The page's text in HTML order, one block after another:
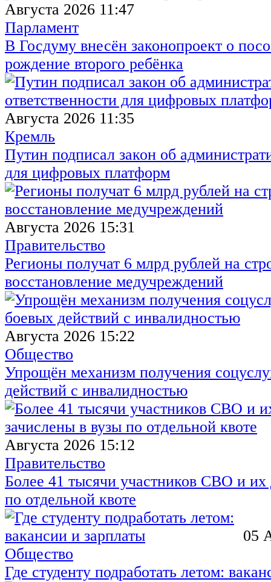
Августа 2026 11:47
Парламент
В Госдуму внесён законопроект о
рождение второго ребёнка
Августа 2026 11:35
Кремль
Путин подписал закон об
для цифровых платформ
Августа 2026 15:31
Правительство
Регионы получат 6 млрд рублей на
восстановление медучреждений
Августа 2026 15:22
Общество
Упрощён механизм получения
действий с инвалидностью
Августа 2026 15:12
Правительство
Более 41 тысячи участников СВО и их
по отдельной квоте
05
Общество
Где студенту подработать летом: